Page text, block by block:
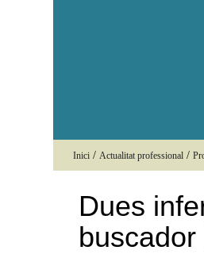
Inici / Actualitat professional /
Dues